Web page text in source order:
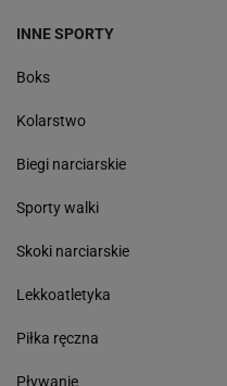
INNE SPORTY
Boks
Kolarstwo
Biegi narciarskie
Sporty walki
Skoki narciarskie
Lekkoatletyka
Piłka ręczna
Pływanie